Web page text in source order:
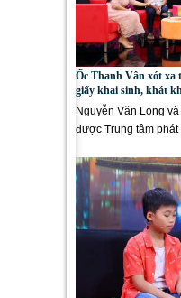
Ốc Thanh Vân xót xa
giấy khai sinh, khát
Nguyễn Văn Long
được Trung tâm phát